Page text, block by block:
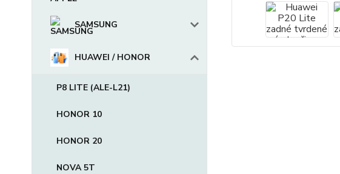
SAMSUNG
HUAWEI / HONOR
P8 LITE (ALE-L21)
HONOR 10
HONOR 20
NOVA 5T